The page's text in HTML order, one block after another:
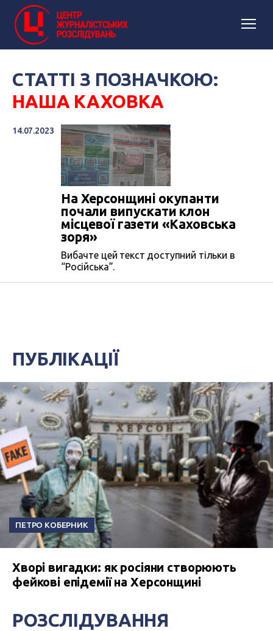
СТАТТІ З ПОЗНАЧКОЮ:
НАША КАХОВКА
14.07.2023
На Херсонщині окупанти
почали випускати клон
місцевої газети «Каховська
зоря»
Вибачте цей текст доступний тільки в
“Російська”.
ПУБЛІКАЦІЇ
ПЕТРО КОБЕРНИК
Хворі вигадки: як росіяни створюють
фейкові епідемії на Херсонщині
РОЗСЛІДУВАННЯ